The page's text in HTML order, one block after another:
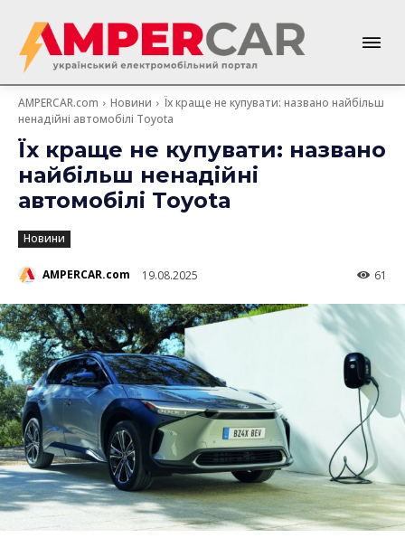
AMPERCAR.com Новини
Їх краще не купувати: названо найбільш
ненадійні автомобілі Toyota
Їх краще не купувати: названо
найбільш ненадійні
автомобілі Toyota
Новини
AMPERCAR.com 19.08.2025 61